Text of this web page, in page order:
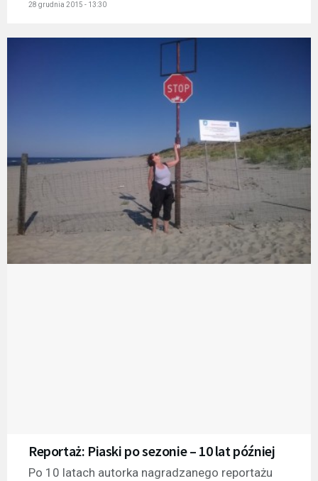
28 grudnia 2015 - 13:30
Reportaż: Piaski po sezonie – 10 lat później
Po 10 latach autorka nagradzanego reportażu